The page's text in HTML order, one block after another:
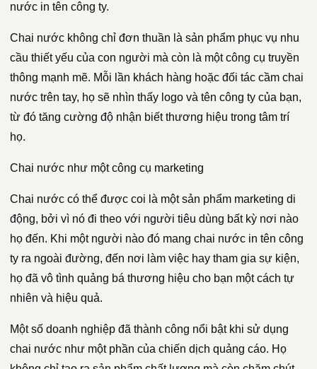
nước in tên công ty.
Chai nước không chỉ đơn thuần là sản phẩm phục vụ nhu
cầu thiết yếu của con người mà còn là một công cụ truyền
thông mạnh mẽ. Mỗi lần khách hàng hoặc đối tác cầm chai
nước trên tay, họ sẽ nhìn thấy logo và tên công ty của bạn,
từ đó tăng cường độ nhận biết thương hiệu trong tâm trí
họ.
Chai nước như một công cụ marketing
Chai nước có thể được coi là một sản phẩm marketing di
động, bởi vì nó đi theo với người tiêu dùng bất kỳ nơi nào
họ đến. Khi một người nào đó mang chai nước in tên công
ty ra ngoài đường, đến nơi làm việc hay tham gia sự kiện,
họ đã vô tình quảng bá thương hiệu cho bạn một cách tự
nhiên và hiệu quả.
Một số doanh nghiệp đã thành công nổi bật khi sử dụng
chai nước như một phần của chiến dịch quảng cáo. Họ